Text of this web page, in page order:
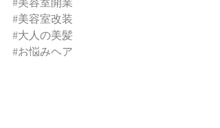
#美容室開業
#美容室改装
#大人の美髪
#お悩みヘア